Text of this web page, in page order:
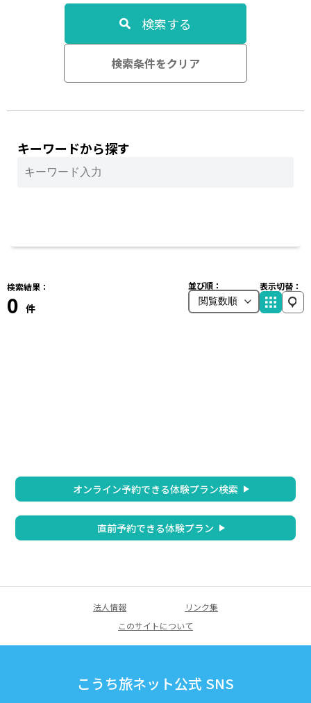
検索条件をクリア
検索する
キーワードから探す
検索結果：
0 件
並び順： 表示切替：
オンライン予約できる体験プラン検索
直前予約できる体験プラン
法人情報
リンク集
このサイトについて
こうち旅ネット公式 SNS